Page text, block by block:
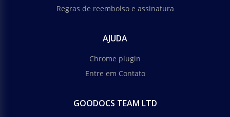
Regras de reembolso e assinatura
AJUDA
Chrome plugin
Entre em Contato
GOODOCS TEAM LTD